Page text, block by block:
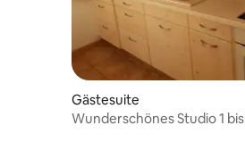
Gästesuite
Wunderschönes Studio 1 bis 2 Pers.